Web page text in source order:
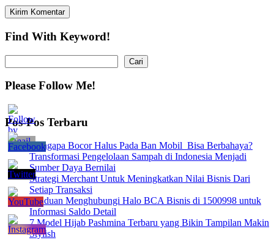
Find With Keyword!
Cari
Please Follow Me!
Pos-Pos Terbaru
Mengapa Bocor Halus Pada Ban Mobil Bisa Berbahaya?
Transformasi Pengelolaan Sampah di Indonesia Menjadi
Sumber Daya Bernilai
Strategi Merchant Untuk Meningkatkan Nilai Bisnis Dari
Setiap Transaksi
Panduan Menghubungi Halo BCA Bisnis di 1500998 untuk
Informasi Saldo Detail
7 Model Hijab Pashmina Terbaru yang Bikin Tampilan Makin
Stylish